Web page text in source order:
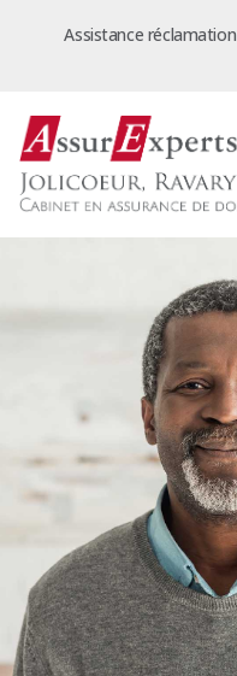
Assistance réclamation